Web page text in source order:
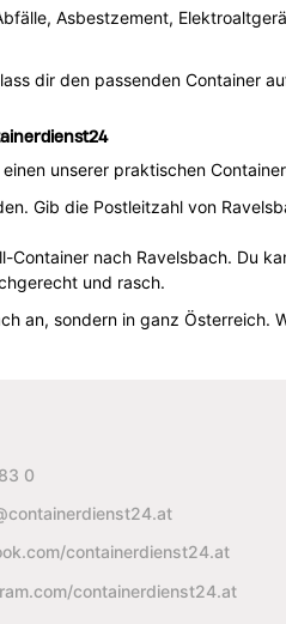
Asbestzement,
lass dir den passenden Container
unserer praktischen
Gib die Postleitzahl von
nach Ravelsbach. Du
und rasch.
an, sondern in ganz Österreich.
0
containerdienst24.at
containerdienst24.at